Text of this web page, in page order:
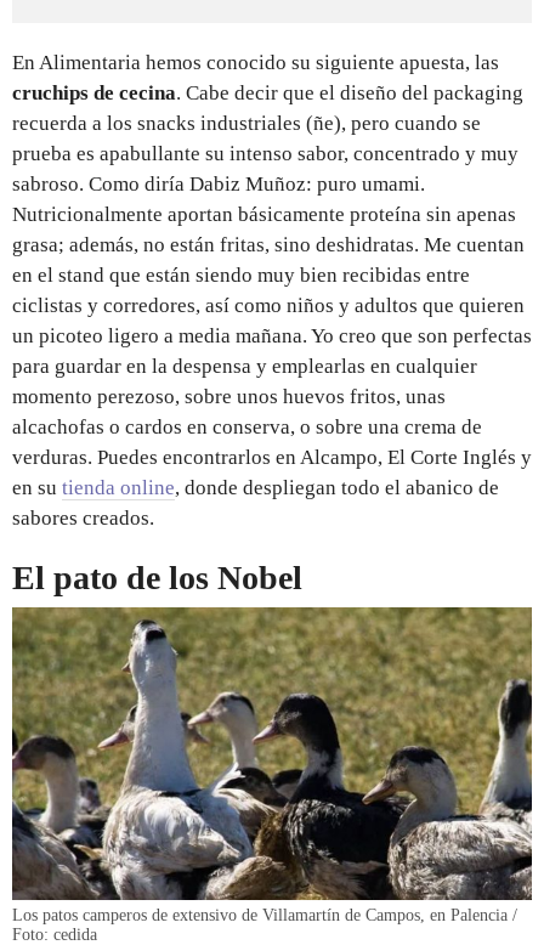
En Alimentaria hemos conocido su siguiente apuesta, las
cruchips de cecina. Cabe decir que el diseño del packaging
recuerda a los snacks industriales (ñe), pero cuando se
prueba es apabullante su intenso sabor, concentrado y muy
sabroso. Como diría Dabiz Muñoz: puro umami.
Nutricionalmente aportan básicamente proteína sin apenas
grasa; además, no están fritas, sino deshidratas. Me cuentan
en el stand que están siendo muy bien recibidas entre
ciclistas y corredores, así como niños y adultos que quieren
un picoteo ligero a media mañana. Yo creo que son perfectas
para guardar en la despensa y emplearlas en cualquier
momento perezoso, sobre unos huevos fritos, unas
alcachofas o cardos en conserva, o sobre una crema de
verduras. Puedes encontrarlos en Alcampo, El Corte Inglés y
en su tienda online, donde despliegan todo el abanico de
sabores creados.
El pato de los Nobel
Los patos camperos de extensivo de Villamartín de Campos, en Palencia /
Foto: cedida